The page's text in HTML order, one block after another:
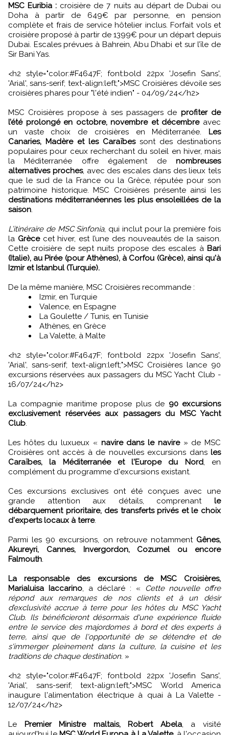
MSC Euribia : croisière de 7 nuits au départ de Dubai ou
Doha à partir de 649€ par personne, en pension
complète et frais de service hôtelier inclus. Forfait vols et
croisière proposé à partir de 1399€ pour un départ depuis
Dubai. Escales prévues à Bahrein, Abu Dhabi et sur l’île de
Sir Bani Yas.
<h2 style="color:#F4647F; font:bold 22px 'Josefin Sans',
'Arial', sans-serif; text-align:left;">MSC Croisières dévoile ses
croisières phares pour "l'été indien" - 04/09/24</h2>
MSC Croisières propose à ses passagers de profiter de
l’été prolongé en octobre, novembre et décembreavec
un vaste choix de croisières en Méditerranée. Les
Canaries, Madère et les Caraïbessont des destinations
populaires pour ceux recherchant du soleil en hiver, mais
la Méditerranée offre également de nombreuses
alternatives proches, avec des escales dans des lieux tels
que le sud de la France ou la Grèce, réputée pour son
patrimoine historique. MSC Croisières présente ainsi les
destinations méditerranéennes les plus ensoleillées de la
saison
L’itinéraire de MSC Sinfonia, qui inclut pour la première fois
la Grèce cet hiver, est l’une des nouveautés de la saison.
Cette croisière de sept nuits propose des escales à Bari
(Italie), au Pirée (pour Athènes), à Corfou (Grèce), ainsi qu'à
Izmir et Istanbul (Turquie).
De la même manière, MSC Croisières recommande :
Izmir, en Turquie
Valence, en Espagne
La Goulette / Tunis, en Tunisie
Athènes, en Grèce
La Valette, à Malte
<h2 style="color:#F4647F; font:bold 22px 'Josefin Sans',
'Arial', sans-serif; text-align:left;">MSC Croisières lance 90
excursions réservées aux passagers du MSC Yacht Club -
16/07/24</h2>
La compagnie maritime propose plus de 90 excursions
exclusivement réservées aux passagers du MSC Yacht
Club
Les hôtes du luxueux « navire dans le navire» de MSC
Croisières ont accès à de nouvelles excursions dans les
Caraïbes, la Méditerranée et l'Europe du Nord, en
complément du programme d'excursions existant.
Ces excursions exclusives ont été conçues avec une
grande attention aux détails, comprenant le
débarquement prioritaire, des transferts privés et le choix
d'experts locaux à terre.
Parmi les 90 excursions, on retrouve notamment Gênes,
Akureyri, Cannes, Invergordon, Cozumel ou encore
Falmouth
La responsable des excursions de MSC Croisières,
Marialuisa Iaccarino, a déclaré : « Cette nouvelle offre
répond aux remarques de nos clients et à un désir
d’exclusivité accrue à terre pour les hôtes du MSC Yacht
Club. Ils bénéficieront désormais d'une expérience fluide
entre le service des majordomes à bord et des experts à
terre, ainsi que de l'opportunité de se détendre et de
s'immerger pleinement dans la culture, la cuisine et les
traditions de chaque destination . »
<h2 style="color:#F4647F; font:bold 22px 'Josefin Sans',
'Arial', sans-serif; text-align:left;">MSC World America
inaugure l'alimentation électrique à quai à La Valette -
12/07/24</h2>
Le Premier Ministre maltais, Robert Abela, a visité